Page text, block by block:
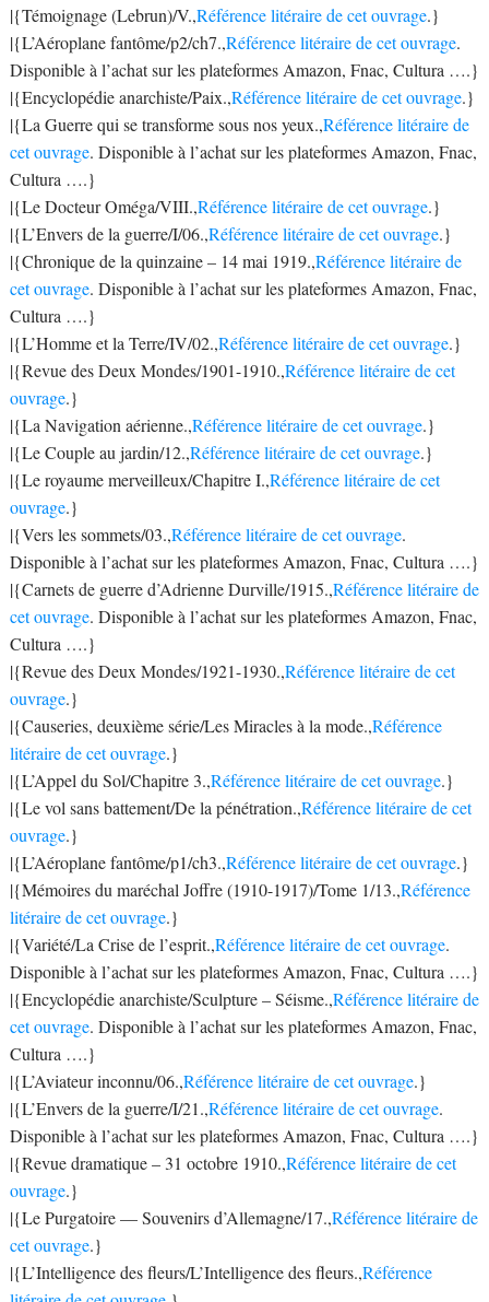
|{Témoignage (Lebrun)/V.,Référence litéraire de cet ouvrage.}
|{L’Aéroplane fantôme/p2/ch7.,Référence litéraire de cet ouvrage.
Disponible à l’achat sur les plateformes Amazon, Fnac, Cultura ….}
|{Encyclopédie anarchiste/Paix.,Référence litéraire de cet ouvrage.}
|{La Guerre qui se transforme sous nos yeux.,Référence litéraire de
cet ouvrage. Disponible à l’achat sur les plateformes Amazon, Fnac,
Cultura ….}
|{Le Docteur Oméga/VIII.,Référence litéraire de cet ouvrage.}
|{L’Envers de la guerre/I/06.,Référence litéraire de cet ouvrage.}
|{Chronique de la quinzaine – 14 mai 1919.,Référence litéraire de
cet ouvrage. Disponible à l’achat sur les plateformes Amazon, Fnac,
Cultura ….}
|{L’Homme et la Terre/IV/02.,Référence litéraire de cet ouvrage.}
|{Revue des Deux Mondes/1901-1910.,Référence litéraire de cet
ouvrage.}
|{La Navigation aérienne.,Référence litéraire de cet ouvrage.}
|{Le Couple au jardin/12.,Référence litéraire de cet ouvrage.}
|{Le royaume merveilleux/Chapitre I.,Référence litéraire de cet
ouvrage.}
|{Vers les sommets/03.,Référence litéraire de cet ouvrage.
Disponible à l’achat sur les plateformes Amazon, Fnac, Cultura ….}
|{Carnets de guerre d’Adrienne Durville/1915.,Référence litéraire de
cet ouvrage. Disponible à l’achat sur les plateformes Amazon, Fnac,
Cultura ….}
|{Revue des Deux Mondes/1921-1930.,Référence litéraire de cet
ouvrage.}
|{Causeries, deuxième série/Les Miracles à la mode.,Référence
litéraire de cet ouvrage.}
|{L’Appel du Sol/Chapitre 3.,Référence litéraire de cet ouvrage.}
|{Le vol sans battement/De la pénétration.,Référence litéraire de cet
ouvrage.}
|{L’Aéroplane fantôme/p1/ch3.,Référence litéraire de cet ouvrage.}
|{Mémoires du maréchal Joffre (1910-1917)/Tome 1/13.,Référence
litéraire de cet ouvrage.}
|{Variété/La Crise de l’esprit.,Référence litéraire de cet ouvrage.
Disponible à l’achat sur les plateformes Amazon, Fnac, Cultura ….}
|{Encyclopédie anarchiste/Sculpture – Séisme.,Référence litéraire de
cet ouvrage. Disponible à l’achat sur les plateformes Amazon, Fnac,
Cultura ….}
|{L’Aviateur inconnu/06.,Référence litéraire de cet ouvrage.}
|{L’Envers de la guerre/I/21.,Référence litéraire de cet ouvrage.
Disponible à l’achat sur les plateformes Amazon, Fnac, Cultura ….}
|{Revue dramatique – 31 octobre 1910.,Référence litéraire de cet
ouvrage.}
|{Le Purgatoire — Souvenirs d’Allemagne/17.,Référence litéraire de
cet ouvrage.}
|{L’Intelligence des fleurs/L’Intelligence des fleurs.,Référence